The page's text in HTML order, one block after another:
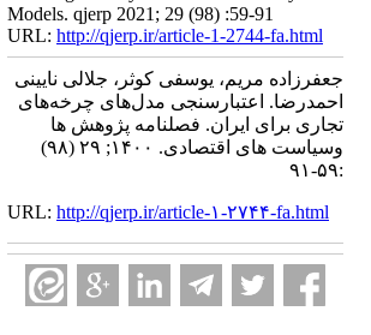
Models. qjerp 2021; 29 (98) :59-91
URL: http://qjerp.ir/article-1-2744-fa.html
جعفرزاده مریم، یوسفی کوثر، جلالی نایینی
احمدرضا. اعتبارسنجی مدل‌های چرخه‌های
تجاری برای ایران. فصلنامه پژوهش ها
وسیاست های اقتصادی. ۱۴۰۰; ۲۹ (۹۸)
:۵۹-۹۱
URL: http://qjerp.ir/article-۱-۲۷۴۴-fa.html